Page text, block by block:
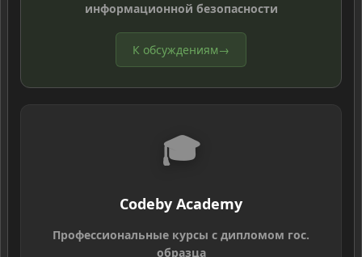
информационной безопасности
К обсуждениям→
🎓
Codeby Academy
Профессиональные курсы с дипломом гос.
образца